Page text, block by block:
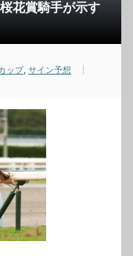
花賞騎手が示す
ップ, サイン予想